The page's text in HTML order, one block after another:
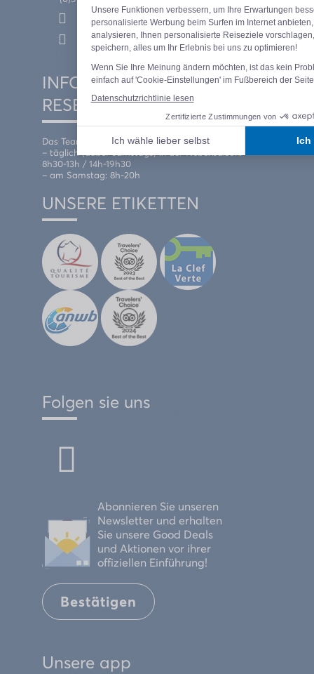
Wie komme ich hier hin?
Kontaktieren Sie uns
INFORMATIONEN UND
RESERVIERUNGEN
Das Team der Rezeption empfängt Sie :
– täglich (außer samstags) in der Nebensaison:
8h30-13h / 14h-19h30
– am Samstag: 8h-20h
UNSERE ETIKETTEN
Folgen sie uns
Abonnieren Sie unseren
Newsletter und erhalten
Sie unsere Good Deals
und Aktionen vor ihrer
offiziellen Einführung!
Bestätigen
Unsere app